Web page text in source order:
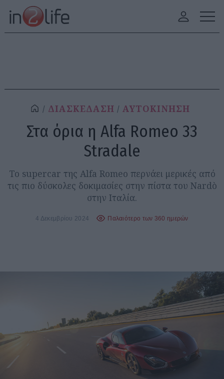
ΔΙΑΣΚΕΔΑΣΗ ΑΥΤΟΚΙΝΗΣΗ
Στα όρια η Alfa Romeo 33
Stradale
To supercar της Alfa Romeo περνάει μερικές από
τις πιο δύσκολες δοκιμασίες στην πίστα του Nardò
στην Ιταλία.
4 Δεκεμβρίου 2024 Παλαιότερο των 360 ημερών